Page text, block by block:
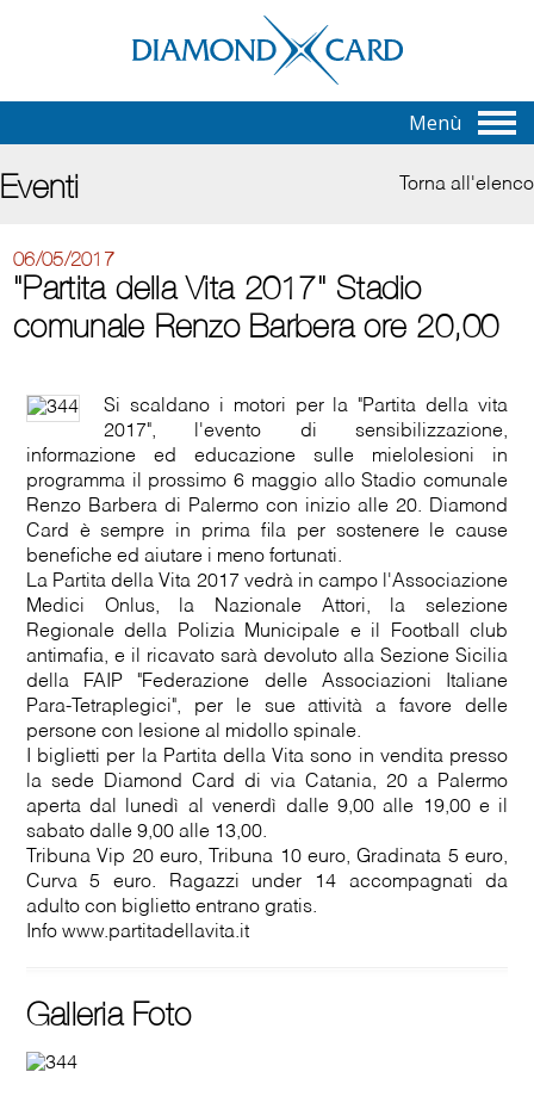
Menù
Eventi Torna all'elenco
06/05/2017
"Partita della Vita 2017" Stadio
comunale Renzo Barbera ore 20,00
Si scaldano i motori per la "Partita della vita
2017", l'evento di sensibilizzazione,
informazione ed educazione sulle mielolesioni in
programma il prossimo 6 maggio allo Stadio comunale
Renzo Barbera di Palermo con inizio alle 20. Diamond
Card è sempre in prima fila per sostenere le cause
benefiche ed aiutare i meno fortunati.
La Partita della Vita 2017 vedrà in campo l'Associazione
Medici Onlus, la Nazionale Attori, la selezione
Regionale della Polizia Municipale e il Football club
antimafia, e il ricavato sarà devoluto alla Sezione Sicilia
della FAIP "Federazione delle Associazioni Italiane
Para-Tetraplegici", per le sue attività a favore delle
persone con lesione al midollo spinale.
I biglietti per la Partita della Vita sono in vendita presso
la sede Diamond Card di via Catania, 20 a Palermo
aperta dal lunedì al venerdì dalle 9,00 alle 19,00 e il
sabato dalle 9,00 alle 13,00.
Tribuna Vip 20 euro, Tribuna 10 euro, Gradinata 5 euro,
Curva 5 euro. Ragazzi under 14 accompagnati da
adulto con biglietto entrano gratis.
Info www.partitadellavita.it
Galleria Foto